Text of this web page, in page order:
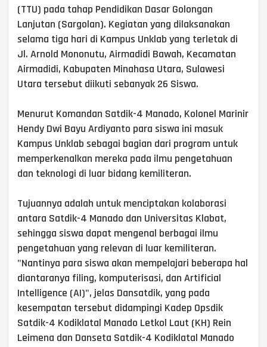
(TTU) pada tahap Pendidikan Dasar Golongan
Lanjutan (Sargolan). Kegiatan yang dilaksanakan
selama tiga hari di Kampus Unklab yang terletak di
Jl. Arnold Mononutu, Airmadidi Bawah, Kecamatan
Airmadidi, Kabupaten Minahasa Utara, Sulawesi
Utara tersebut diikuti sebanyak 26 Siswa.
Menurut Komandan Satdik-4 Manado, Kolonel Marinir
Hendy Dwi Bayu Ardiyanto para siswa ini masuk
Kampus Unklab sebagai bagian dari program untuk
memperkenalkan mereka pada ilmu pengetahuan
dan teknologi di luar bidang kemiliteran.
Tujuannya adalah untuk menciptakan kolaborasi
antara Satdik-4 Manado dan Universitas Klabat,
sehingga siswa dapat mengenal berbagai ilmu
pengetahuan yang relevan di luar kemiliteran.
"Nantinya para siswa akan mempelajari beberapa hal
diantaranya filing, komputerisasi, dan Artificial
Intelligence (AI)", jelas Dansatdik, yang pada
kesempatan tersebut didampingi Kadep Opsdik
Satdik-4 Kodiklatal Manado Letkol Laut (KH) Rein
Leimena dan Danseta Satdik-4 Kodiklatal Manado